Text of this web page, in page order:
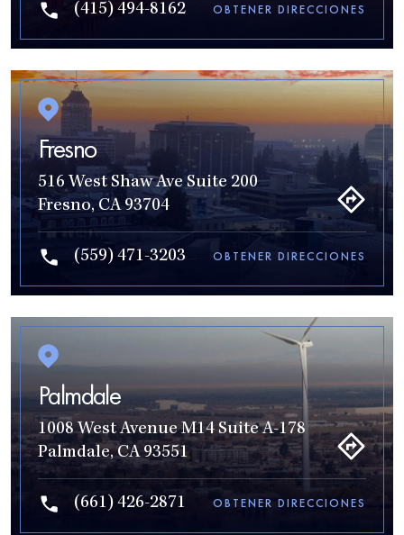
(415) 494-8162 OBTENER DIRECCIONES
Fresno
516 West Shaw Ave Suite 200
Fresno, CA 93704
(559) 471-3203 OBTENER DIRECCIONES
Palmdale
1008 West Avenue M14 Suite A-178
Palmdale, CA 93551
(661) 426-2871 OBTENER DIRECCIONES